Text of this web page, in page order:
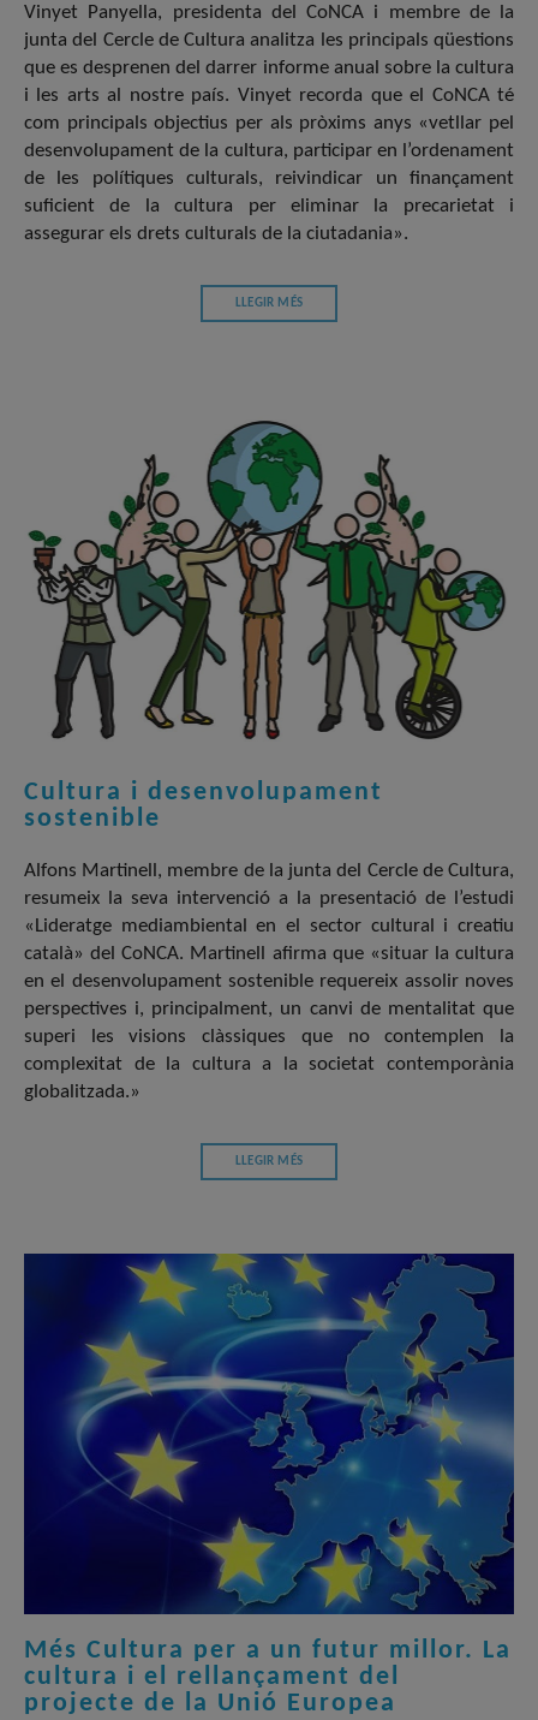
Vinyet Panyella, presidenta del CoNCA i membre de la
junta del Cercle de Cultura analitza les principals qüestions
que es desprenen del darrer informe anual sobre la cultura
i les arts al nostre país. Vinyet recorda que el CoNCA té
com principals objectius per als pròxims anys «vetllar pel
desenvolupament de la cultura, participar en l’ordenament
de les polítiques culturals, reivindicar un finançament
suficient de la cultura per eliminar la precarietat i
assegurar els drets culturals de la ciutadania».
LLEGIR MÉS
Cultura i desenvolupament
sostenible
Alfons Martinell, membre de la junta del Cercle de Cultura,
resumeix la seva intervenció a la presentació de l’estudi
«Lideratge mediambiental en el sector cultural i creatiu
català» del CoNCA. Martinell afirma que «situar la cultura
en el desenvolupament sostenible requereix assolir noves
perspectives i, principalment, un canvi de mentalitat que
superi les visions clàssiques que no contemplen la
complexitat de la cultura a la societat contemporània
globalitzada.»
LLEGIR MÉS
Més Cultura per a un futur millor. La
cultura i el rellançament del
projecte de la Unió Europea